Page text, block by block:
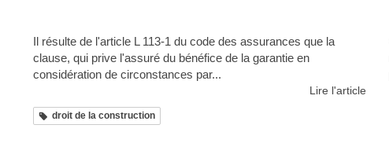
Il résulte de l'article L 113-1 du code des assurances que la
clause, qui prive l'assuré du bénéfice de la garantie en
considération de circonstances par...
Lire l'article
droit de la construction